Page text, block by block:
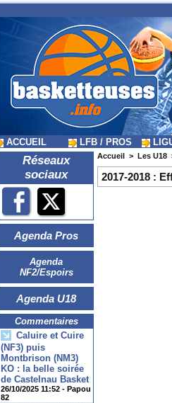
ACCUEIL LFB / PROS
Réseaux
sociaux
Agenda Pros
Agenda
NF2/Espoirs
Agenda U18
Commentaires
Caluire et Cuire
(NF3) puis
Montbrison (NM3)
KO : la belle soirée
de Castelnau Basket
26/10/2025 11:52 - Papou
82
Accueil > Les U18
2017-2018 :